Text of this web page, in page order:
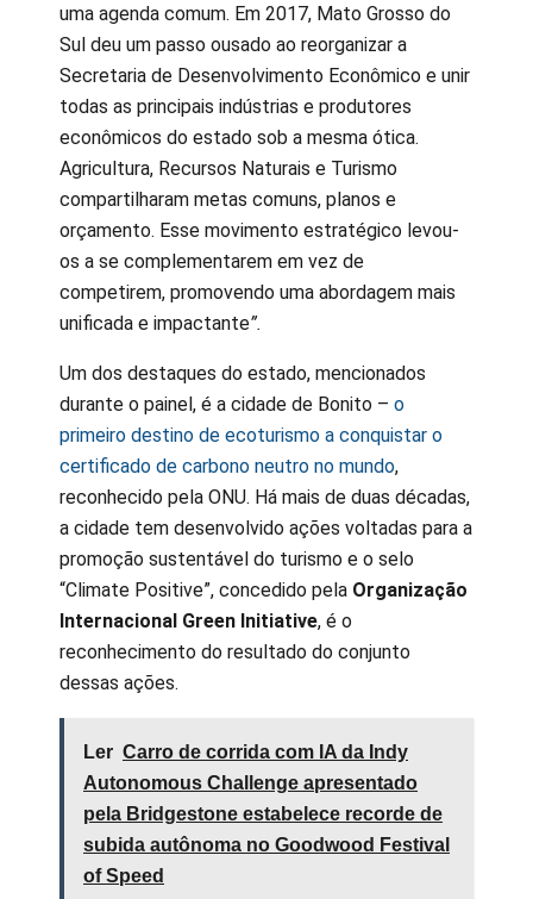
uma agenda comum. Em 2017, Mato Grosso do
Sul deu um passo ousado ao reorganizar a
Secretaria de Desenvolvimento Econômico e unir
todas as principais indústrias e produtores
econômicos do estado sob a mesma ótica.
Agricultura, Recursos Naturais e Turismo
compartilharam metas comuns, planos e
orçamento. Esse movimento estratégico levou-
os a se complementarem em vez de
competirem, promovendo uma abordagem mais
unificada e impactante”.
Um dos destaques do estado, mencionados
durante o painel, é a cidade de Bonito – o
primeiro destino de ecoturismo a conquistar o
certificado de carbono neutro no mundo,
reconhecido pela ONU. Há mais de duas décadas,
a cidade tem desenvolvido ações voltadas para a
promoção sustentável do turismo e o selo
“Climate Positive”, concedido pela Organização
Internacional Green Initiative, é o
reconhecimento do resultado do conjunto
dessas ações.
Ler Carro de corrida com IA da Indy
Autonomous Challenge apresentado
pela Bridgestone estabelece recorde de
subida autônoma no Goodwood Festival
of Speed